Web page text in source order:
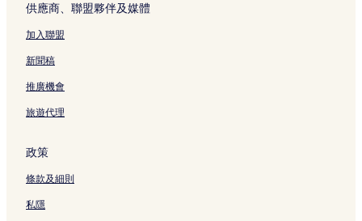
n
b
y
H
y
a
t
y
b
y
I
H
G
面
供應商、聯盟夥伴及媒體
加入聯盟
新聞稿
推廣機會
旅遊代理
政策
條款及細則
私隱